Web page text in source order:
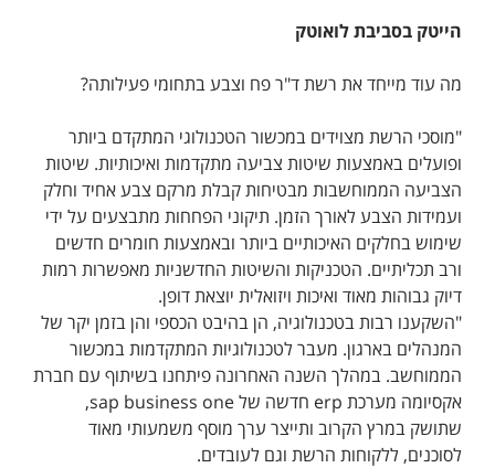
הייטק בסביבת לואוטק
מה עוד מייחד את רשת ד"ר פח וצבע בתחומי פעילותה?
"מוסכי הרשת מצוידים במכשור הטכנולוגי המתקדם ביותר
ופועלים באמצעות שיטות צביעה מתקדמות ואיכותיות. שיטות
הצביעה הממוחשבות מבטיחות קבלת מרקם צבע אחיד וחלק
ועמידות הצבע לאורך הזמן. תיקוני הפחחות מתבצעים על ידי
שימוש בחלקים האיכותיים ביותר ובאמצעות חומרים חדשים
ורב תכליתיים. הטכניקות והשיטות החדשניות מאפשרות רמות
דיוק גבוהות מאוד ואיכות ויזואלית יוצאת דופן.
"השקענו רבות בטכנולוגיה, הן בהיבט הכספי והן בזמן יקר של
המנהלים בארגון. מעבר לטכנולוגיות המתקדמות במכשור
הממוחשב. במהלך השנה האחרונה פיתחנו בשיתוף עם חברת
אקסיומה מערכת erp חדשה של sap business one,
שתושק במרץ הקרוב ותייצר ערך מוסף משמעותי מאוד
לסוכנים, ללקוחות הרשת וגם לעובדים.